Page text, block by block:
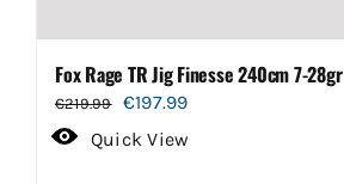
Fox Rage TR Jig Finesse 240cm 7-28gr
€219.99
Oorspronkelijke
prijs
€197.99Huidige
prijs
Quick View